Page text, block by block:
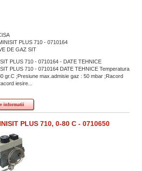
PLUS 710 - 0710164
DE GAZ SIT
PLUS 710 - 0710164 - DATE TEHNICE
PLUS 710 - 0710164 DATE TEHNICE Temperatura
gr.C ;Presiune max.admisie gaz : 50 mbar ;Racord
iesire...
informatii
PLUS 710, 0-80 C - 0710650